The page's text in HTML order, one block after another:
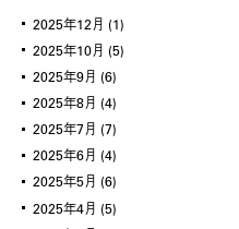
2025年12月 (1)
2025年10月 (5)
2025年9月 (6)
2025年8月 (4)
2025年7月 (7)
2025年6月 (4)
2025年5月 (6)
2025年4月 (5)